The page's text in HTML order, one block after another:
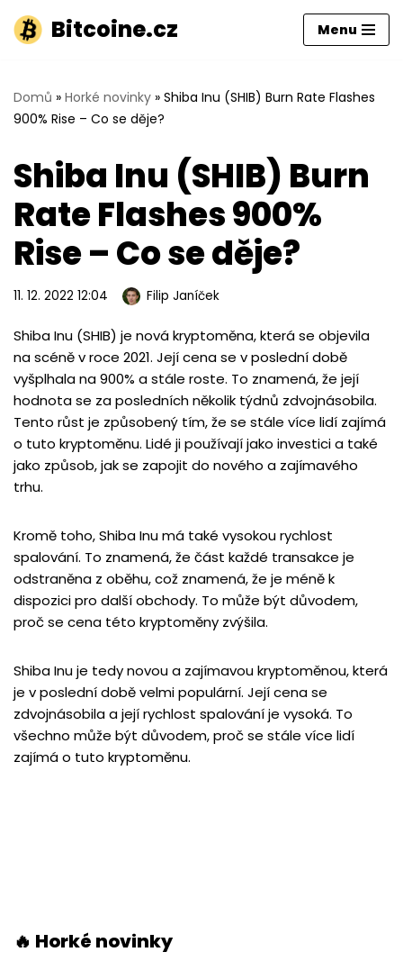
Přeskočit
obsah
Bitcoine.cz Menu
Domů » Horké novinky » Shiba Inu (SHIB) Burn Rate Flashes
900% Rise – Co se děje?
Shiba Inu (SHIB) Burn
Rate Flashes 900%
Rise – Co se děje?
11. 12. 2022 12:04 Filip Janíček
Shiba Inu (SHIB) je nová kryptoměna, která se objevila
na scéně v roce 2021. Její cena se v poslední době
vyšplhala na 900% a stále roste. To znamená, že její
hodnota se za posledních několik týdnů zdvojnásobila.
Tento růst je způsobený tím, že se stále více lidí zajímá
o tuto kryptoměnu. Lidé ji používají jako investici a také
jako způsob, jak se zapojit do nového a zajímavého
trhu.
Kromě toho, Shiba Inu má také vysokou rychlost
spalování. To znamená, že část každé transakce je
odstraněna z oběhu, což znamená, že je méně k
dispozici pro další obchody. To může být důvodem,
proč se cena této kryptoměny zvýšila.
Shiba Inu je tedy novou a zajímavou kryptoměnou, která
je v poslední době velmi populární. Její cena se
zdvojnásobila a její rychlost spalování je vysoká. To
všechno může být důvodem, proč se stále více lidí
zajímá o tuto kryptoměnu.
🔥 Horké novinky